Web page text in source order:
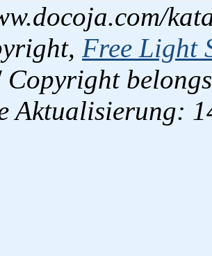
Free Light
Copyright
Aktualisierung: